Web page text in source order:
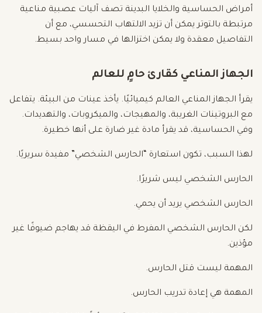
أمراض الحساسية والخلايا البدينة تصف آليات عصبية مناعية
مرتبطة بالتوتر يمكن أن تزيد الالتهاب التحسسي، مع أن
التفاصيل معقدة ولا يمكن اختزالها في مسار واحد بسيط.
الجهاز المناعي كقارئ حامٍ للعالم
يقرأ الجهاز المناعي العالم كيميائيًا. يأخذ عينات من البيئة. يتفاعل
مع البروتينات الغريبة، والمهيجات، والميكروبات، والتهديدات.
وفي الحساسية، قد يقرأ مادة غير ضارة على أنها خطيرة.
لهذا السبب، تكون استعارة “الحارس الشخصي” مفيدة سريريًا.
الحارس الشخصي ليس شريرًا.
الحارس الشخصي يريد أن يحمي.
لكن الحارس الشخصي المفرط في اليقظة قد يهاجم ضيوفًا غير
مؤذين.
المهمة ليست قتل الحارس.
المهمة هي إعادة تدريب الحارس.